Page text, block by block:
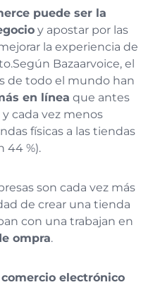
puede ser la
y apostar por las
la experiencia de
Según Bazaarvoice, el
de todo el mundo han
en línea que antes
y cada vez menos
físicas a las tiendas
44 %).
son cada vez más
de crear una tienda
con una trabajan en
ompra.
electrónico